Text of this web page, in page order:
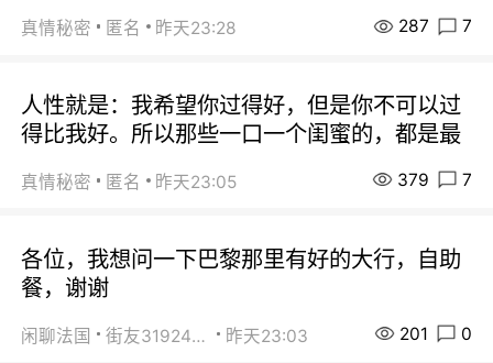
真情秘密 匿名 昨天23:28 287 7
人性就是：我希望你过得好，但是你不可以过
得比我好。所以那些一口一个闺蜜的，都是最
真情秘密 匿名 昨天23:05 379 7
各位，我想问一下巴黎那里有好的大行，自助
餐，谢谢
闲聊法国 街友31924072 昨天23:03 201 0